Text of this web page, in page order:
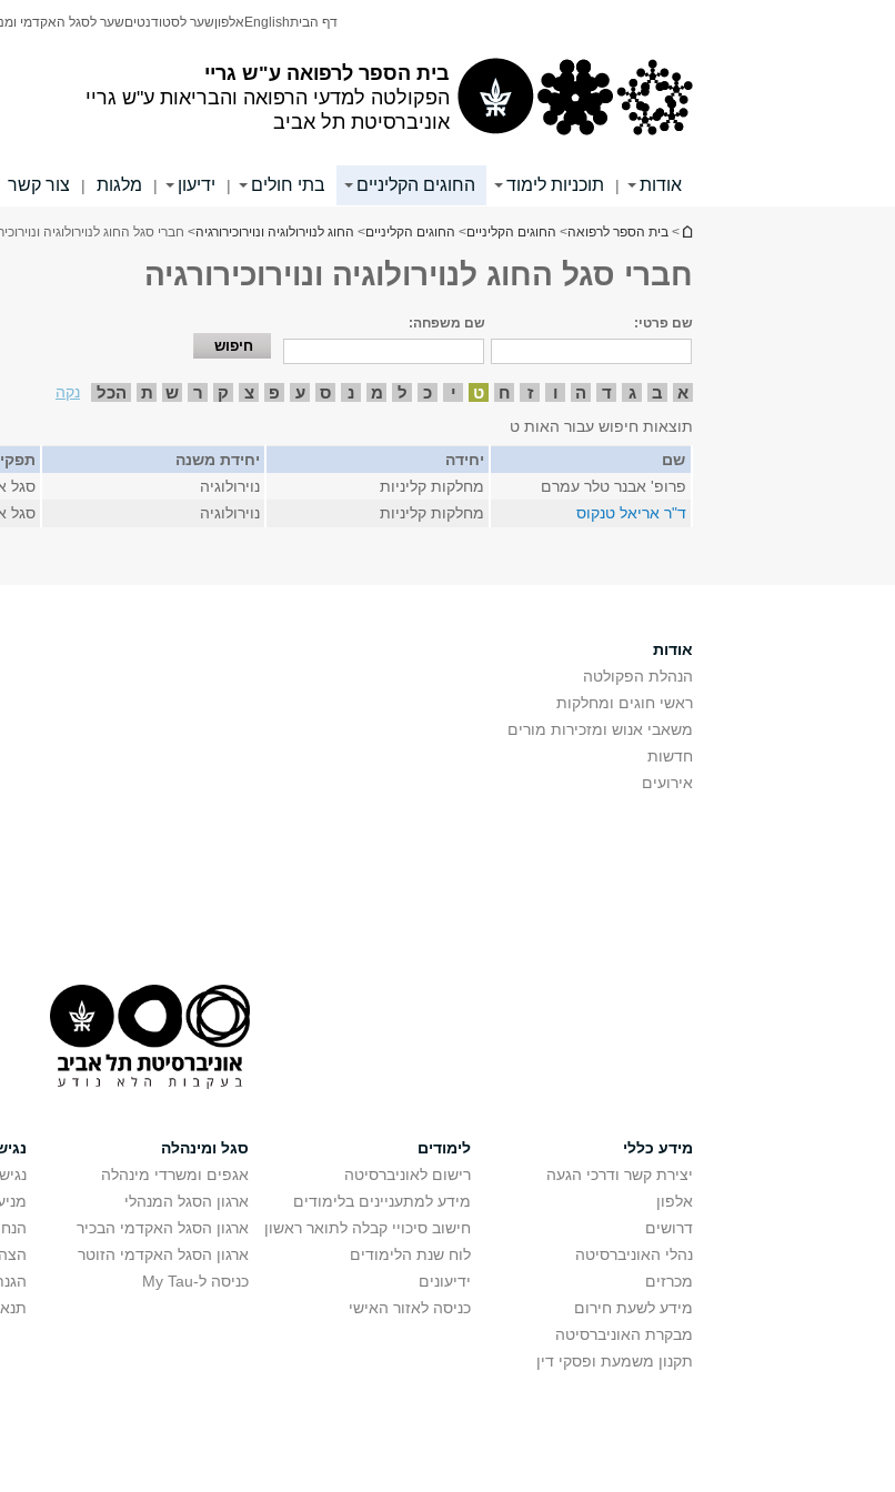
בית הספר לרפואה ע"ש גריי
הפקולטה למדעי הרפואה והבריאות ע"ש גריי
אוניברסיטת תל אביב
דף הביתEnglish אלפוןשער לסטודנטיםשער לסגל האקדמי
אודות | תוכניות לימוד החוגים הקליניים בתי חולים | ידיעון | מלגות | צור קשר
הינך נמצא כאן
> בית הספר לרפואה> החוגים הקליניים> החוגים הקליניים> החוג לנוירולוגיה ונוירוכירורגיה> חברי סגל החוג לנוירולוגיה
חברי סגל החוג לנוירולוגיה ונוירוכירורגיה
שם פרטי: שם משפחה:
א ב ג ד ה ו ז ח ט י כ ל מ נ ס ע פ צ ק ר ש ת הכל
נקה
תוצאות חיפוש עבור האות ט
שם
יחידה יחידת משנה
פרופ' אבנר טלר עמרם
מחלקות קליניות נוירולוגיה
סגל
ד"ר אריאל טנקוס
מחלקות קליניות נוירולוגיה סגל
אודות
הנהלת הפקולטה
ראשי חוגים ומחלקות
משאבי אנוש ומזכירות מורים
חדשות
אירועים
מידע כללי
יצירת קשר ודרכי הגעה
אלפון
דרושים
נהלי האוניברסיטה
מכרזים
מידע לשעת חירום
מבקרת האוניברסיטה
תקנון משמעת ופסקי דין
לימודים
רישום לאוניברסיטה
מידע למתעניינים בלימודים
חישוב סיכויי קבלה לתואר ראשון
לוח שנת הלימודים
ידיעונים
כניסה לאזור האישי
סגל ומינהלה
אגפים ומשרדי מינהלה
ארגון הסגל המנהלי
ארגון הסגל האקדמי הבכיר
ארגון הסגל האקדמי הזוטר
כניסה ל-My Tau